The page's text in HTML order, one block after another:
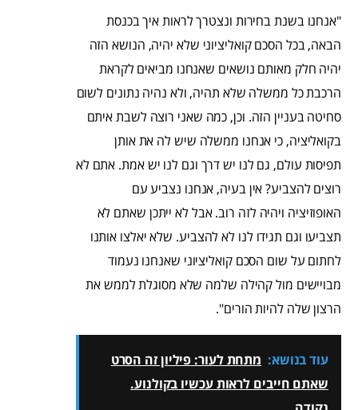
"אנחנו בשנת בחירות ונצטרך לראות איך בכנסת
הבאה, בכל הסכם קואליציוני שלא יהיה, הנושא הזה
יהיה חלק מאותם נושאים שאנחנו מביאים לקראת
הרכבת כל ממשלה שלא תהיה, ולא נהיה נתונים לשום
סחיטה בעניין הזה. וכן, כמה שאני רוצה לשבת איתם
בקואליציה, כי אנחנו ממשלה שיש לה את אותן
תפיסות עולם, גם לנו יש דרך וגם לנו יש אמת. אתם לא
רוצים להצביע? אין בעיה, אנחנו נצביע עם
האופוזיציה ויהיה לזה רוב. אבל לא ייתכן שאתם לא
תצביעו וגם תגידו לנו לא להצביע. שלא יאלצו אותנו
לחתום על שום הסכם קואליציוני שאנחנו נעמוד
מבויישים מול קהילה שלמה שלא מסוגלת לממש את
הרצון שלה להיות הורים".
עוד בנושא: מתחת לעור: פיליון זה הסרט
שאתם חייבים לראות עכשיו בקולנוע.